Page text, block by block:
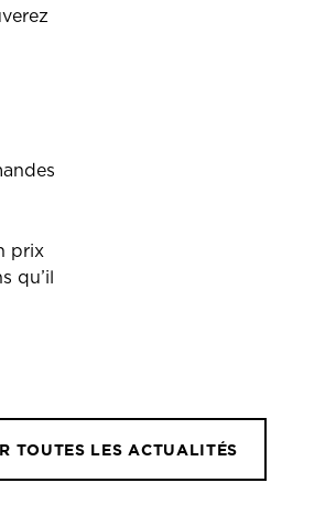
prix
qu’il
TOUTES LES ACTUALITÉS